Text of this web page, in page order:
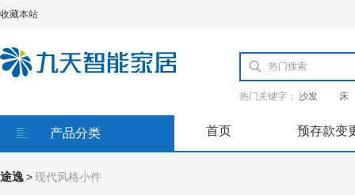
收藏本站
热门关键字： 沙发 床
产品分类 首页 预存款变
途逸>现代风格小件